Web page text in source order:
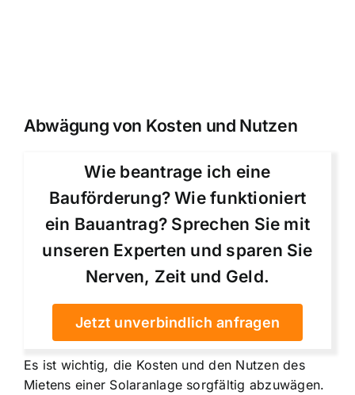
Abwägung von Kosten und Nutzen
Wie beantrage ich eine
Bauförderung? Wie funktioniert
ein Bauantrag? Sprechen Sie mit
unseren Experten und sparen Sie
Nerven, Zeit und Geld.
Jetzt unverbindlich anfragen
Es ist wichtig, die Kosten und den Nutzen des
Mietens einer Solaranlage sorgfältig abzuwägen.